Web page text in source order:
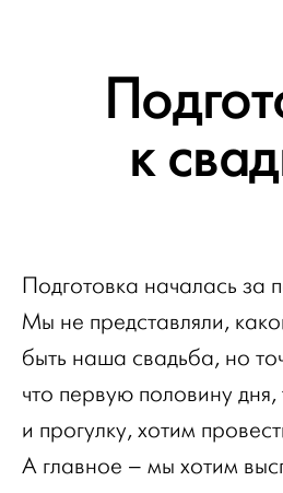
к
Подготовка началась за
Мы не представляли,
быть наша свадьба, но
что первую половину дня,
и прогулку, хотим
А главное – мы хотим